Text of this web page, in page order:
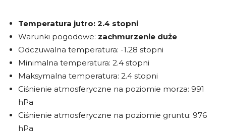
Temperatura jutro: 2.4 stopni
Warunki pogodowe: zachmurzenie duże
Odczuwalna temperatura: -1.28 stopni
Minimalna temperatura: 2.4 stopni
Maksymalna temperatura: 2.4 stopni
Ciśnienie atmosferyczne na poziomie morza: 991
hPa
Ciśnienie atmosferyczne na poziomie gruntu: 976
hPa